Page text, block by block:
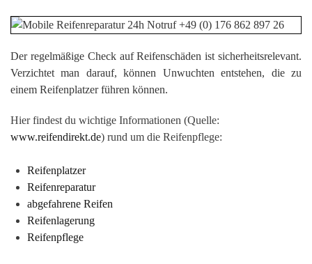
Der regelmäßige Check auf Reifenschäden ist sicherheitsrelevant.
Verzichtet man darauf, können Unwuchten entstehen, die zu
einem Reifenplatzer führen können.
Hier findest du wichtige Informationen (Quelle:
www.reifendirekt.de) rund um die Reifenpflege:
Reifenplatzer
Reifenreparatur
abgefahrene Reifen
Reifenlagerung
Reifenpflege